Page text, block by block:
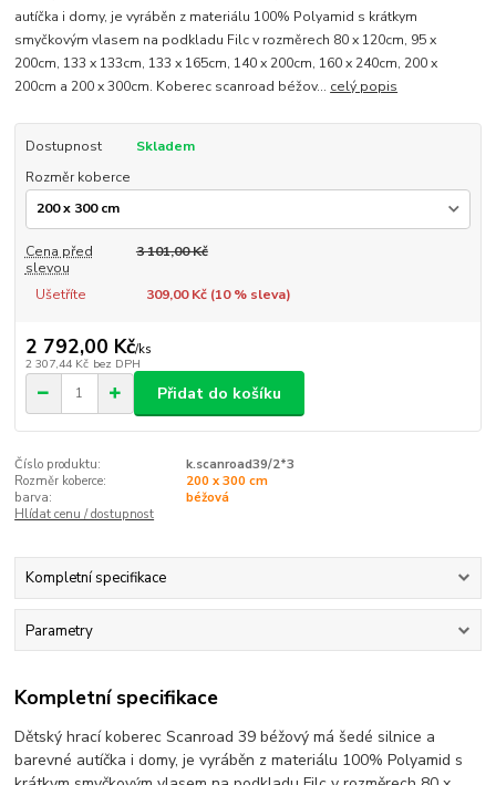
autíčka i domy, je vyráběn z materiálu 100% Polyamid s krátkym
smyčkovým vlasem na podkladu Filc v rozměrech 80 x 120cm, 95 x
200cm, 133 x 133cm, 133 x 165cm, 140 x 200cm, 160 x 240cm, 200 x
200cm a 200 x 300cm. Koberec scanroad béžov... celý popis
Dostupnost
Skladem
Rozměr koberce
Cena před
slevou
3 101,00 Kč
Ušetříte 309,00 Kč (10% sleva)
2 792,00 Kč/ks
2 307,44 Kč bez DPH
Přidat do košíku
Číslo produktu:
k.scanroad39/2*3
Rozměr koberce:
200 x 300 cm
barva:
béžová
Hlídat cenu / dostupnost
Kompletní specifikace
Parametry
Kompletní specifikace
Dětský hrací koberec Scanroad 39 béžový má šedé silnice a
barevné autíčka i domy, je vyráběn z materiálu 100% Polyamid s